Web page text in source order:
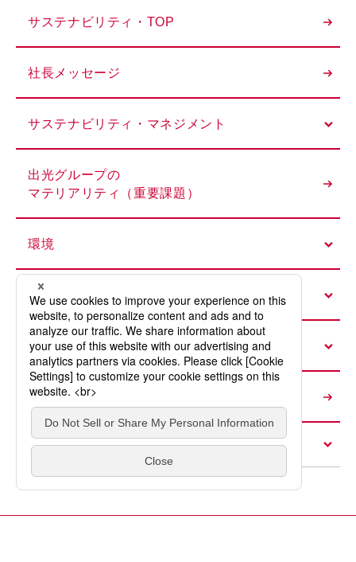
サステナビリティ・TOP
社長メッセージ
サステナビリティ・マネジメント
出光グループの
マテリアリティ（重要課題）
環境
社会
ガバナンス
サステナビリティニュース
各種資料